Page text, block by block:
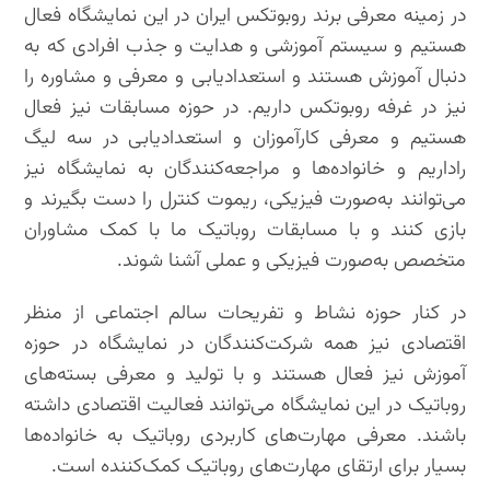
در زمینه معرفی برند روبوتکس ایران در این نمایشگاه فعال
هستیم و سیستم آموزشی و هدایت و جذب افرادی که به
دنبال آموزش هستند و استعدادیابی و معرفی و مشاوره را
نیز در غرفه روبوتکس داریم. در حوزه مسابقات نیز فعال
هستیم و معرفی کارآموزان و استعدادیابی در سه لیگ
راداریم و خانواده‌ها و مراجعه‌کنندگان به نمایشگاه نیز
می‌توانند به‌صورت فیزیکی، ریموت کنترل را دست بگیرند و
بازی کنند و با مسابقات روباتیک ما با کمک مشاوران
متخصص به‌صورت فیزیکی و عملی آشنا شوند.
در کنار حوزه نشاط و تفریحات سالم اجتماعی از منظر
اقتصادی نیز همه شرکت‌کنندگان در نمایشگاه در حوزه
آموزش نیز فعال هستند و با تولید و معرفی بسته‌های
روباتیک در این نمایشگاه می‌توانند فعالیت اقتصادی داشته
باشند. معرفی مهارت‌های کاربردی روباتیک به خانواده‌ها
بسیار برای ارتقای مهارت‌های روباتیک کمک‌کننده است.